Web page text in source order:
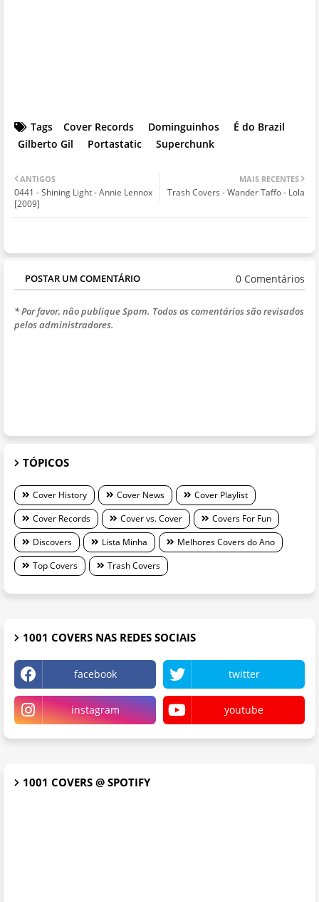
Tags Cover Records Dominguinhos
É do Brazil
Gilberto Gil
Portastatic Superchunk
MAIS RECENTES
Trash Covers - Wander Taffo - Lola
ANTIGOS
0441 - Shining Light - Annie Lennox
[2009]
POSTAR UM COMENTÁRIO 0 Comentários
* Por favor, não publique Spam. Todos os comentários são revisados
pelos administradores.
TÓPICOS
Cover History Cover News
Cover Playlist
Cover Records
Cover vs. Cover
Covers For Fun
Discovers
Lista Minha
Melhores Covers do Ano
Top Covers
Trash Covers
1001 COVERS NAS REDES SOCIAIS
facebook twitter
instagram youtube
1001 COVERS @ SPOTIFY